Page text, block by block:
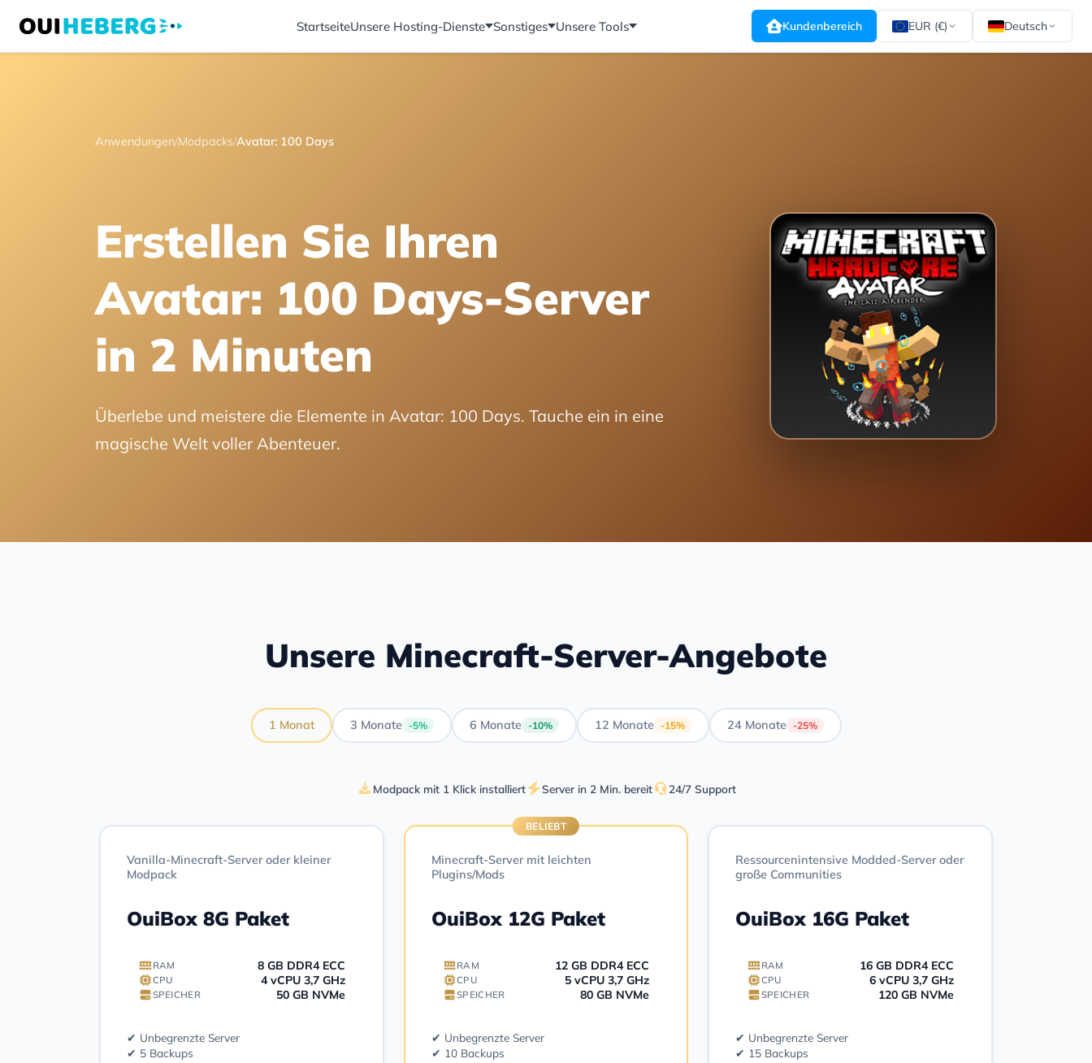
StartseiteUnsere Hosting-Dienste Sonstiges Unsere Tools Kundenbereich EUR (€) Deutsch
Anwendungen/Modpacks/Avatar: 100 Days
Erstellen Sie Ihren
Avatar: 100 Days-Server
in 2 Minuten
Überlebe und meistere die Elemente in Avatar: 100 Days. Tauche ein in eine
magische Welt voller Abenteuer.
Unsere Minecraft-Server-Angebote
1 Monat 3 Monate -5% 6 Monate -10% 12 Monate -15% 24 Monate -25%
Modpack mit 1 Klick installiert Server in 2 Min. bereit 24/7 Support
Vanilla-Minecraft-Server oder kleiner
Modpack
OuiBox 8G Paket
RAM 8 GB DDR4 ECC
CPU 4 vCPU 3,7 GHz
SPEICHER 50 GB NVMe
✔ Unbegrenzte Server
✔ 5 Backups
BELIEBT
Minecraft-Server mit leichten
Plugins/Mods
OuiBox 12G Paket
RAM 12 GB DDR4 ECC
CPU 5 vCPU 3,7 GHz
SPEICHER 80 GB NVMe
✔ Unbegrenzte Server
✔ 10 Backups
Ressourcenintensive Modded-Server oder
große Communities
OuiBox 16G Paket
RAM 16 GB DDR4 ECC
CPU 6 vCPU 3,7 GHz
SPEICHER 120 GB NVMe
✔ Unbegrenzte Server
✔ 15 Backups